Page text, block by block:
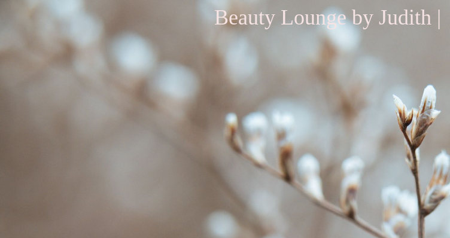
Beauty Lounge by Judith |